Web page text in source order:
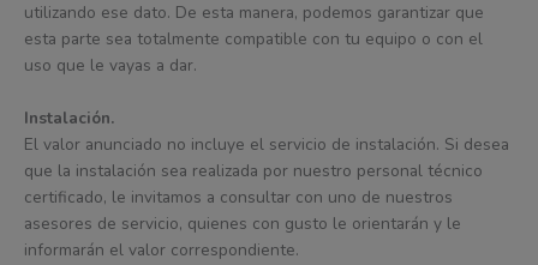
utilizando ese dato. De esta manera, podemos garantizar que
esta parte sea totalmente compatible con tu equipo o con el
uso que le vayas a dar.
Instalación.
El valor anunciado no incluye el servicio de instalación. Si desea
que la instalación sea realizada por nuestro personal técnico
certificado, le invitamos a consultar con uno de nuestros
asesores de servicio, quienes con gusto le orientarán y le
informarán el valor correspondiente.